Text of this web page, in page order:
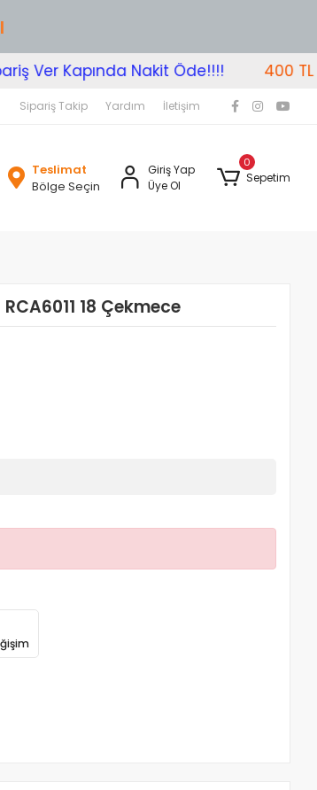
Ver Kapında Nakit Öde!!!! 400 TL
Sipariş Takip Yardım İletişim
Teslimat
Bölge Seçin
Giriş Yap
Üye Ol
0
Sepetim
18 Çekmece